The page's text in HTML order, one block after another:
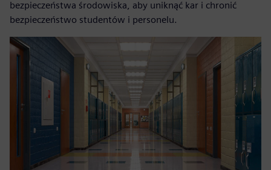
bezpieczeństwa środowiska, aby uniknąć kar i chronić
bezpieczeństwo studentów i personelu.